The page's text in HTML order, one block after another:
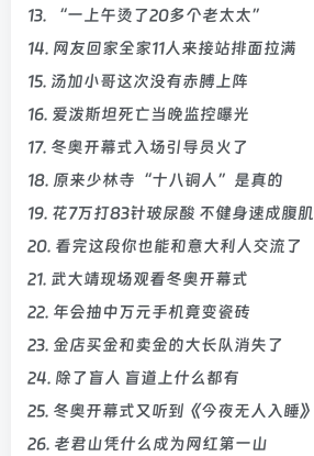
13. “一上午烫了20多个老太太”
14. 网友回家全家11人来接站排面拉满
15. 汤加小哥这次没有赤膊上阵
16. 爱泼斯坦死亡当晚监控曝光
17. 冬奥开幕式入场引导员火了
18. 原来少林寺“十八铜人”是真的
19. 花7万打83针玻尿酸 不健身速成腹肌
20. 看完这段你也能和意大利人交流了
21. 武大靖现场观看冬奥开幕式
22. 年会抽中万元手机竟变瓷砖
23. 金店买金和卖金的大长队消失了
24. 除了盲人 盲道上什么都有
25. 冬奥开幕式又听到《今夜无人入睡》
26. 老君山凭什么成为网红第一山